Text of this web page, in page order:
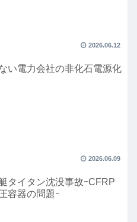
2026.06.12
い電力会社の非化石電源化
2026.06.09
タイタン沈没事故ｰCFRP
容器の問題ｰ